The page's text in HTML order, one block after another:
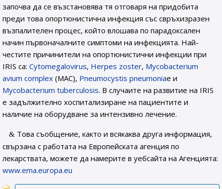
започва да се възстановява тя отговаря на придобита
преди това опортюнистична инфекция със свръхизразен
възпалителен процес, който влошава по парадоксален
начин първоначалните симптоми на инфекцията. Най-
честите причинители на опортюнистични инфекции при
IRIS са: Cytomegalovirus, Herpes zoster, Mycobacterium
avium complex (MAC), Pneumocystis pneumoniaе и
Mycobacterium tuberculosis. В случаите на развитие на IRIS
e задължително хоспитализиране на пациентите и
наличие на оборудване за интензивно лечение.
Това съобщение, както и всякаква друга информация,
свързана с работата на Европейската агенция по
лекарствата, можете да намерите в уебсайта на Агенцията:
www.ema.europa.eu